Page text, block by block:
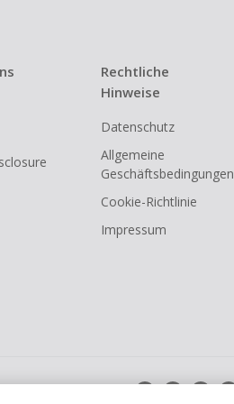
nur
meisten
Rechtliche
Hinweise
Datenschutz
Allgemeine
Geschäftsbedingungen
Cookie-Richtlinie
Impressum